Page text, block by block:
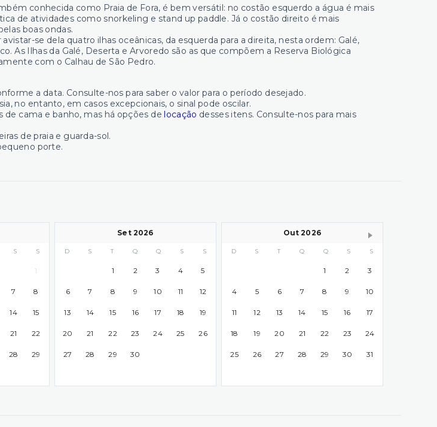
conhecida como Praia de Fora, é bem versátil: no costão esquerdo a água é mais
de atividades como snorkeling e stand up paddle. Já o costão direito é mais
boas ondas.
se dela quatro ilhas oceânicas, da esquerda para a direita, nesta ordem: Galé,
As Ilhas da Galé, Deserta e Arvoredo são as que compõem a Reserva Biológica
com o Calhau de São Pedro.
a data. Consulte-nos para saber o valor para o período desejado.
no entanto, em casos excepcionais, o sinal pode oscilar.
de cama e banho, mas há opções delocação desses itens. Consulte-nos para mais
de praia e guarda-sol.
porte.
S S
1
7 8
14 15
21 22
28 29
Set 2026
D S T Q Q S S
1 2 3 4 5
6 7 8 9 10 11 12
13 14 15 16 17 18 19
20 21 22 23 24 25 26
27 28 29 30
Out 2026
D S T Q Q S S
1 2 3
4 5 6 7 8 9 10
11 12 13 14 15 16 17
18 19 20 21 22 23 24
25 26 27 28 29 30 31